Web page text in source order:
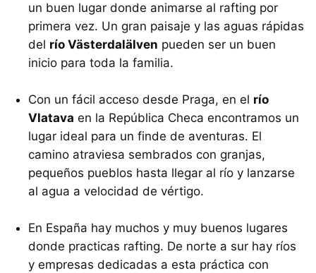
un buen lugar donde animarse al rafting por
primera vez. Un gran paisaje y las aguas rápidas
del río Västerdalälven pueden ser un buen
inicio para toda la familia.
Con un fácil acceso desde Praga, en el río
Vlatava en la República Checa encontramos un
lugar ideal para un finde de aventuras. El
camino atraviesa sembrados con granjas,
pequeños pueblos hasta llegar al río y lanzarse
al agua a velocidad de vértigo.
En España hay muchos y muy buenos lugares
donde practicas rafting. De norte a sur hay ríos
y empresas dedicadas a esta práctica con